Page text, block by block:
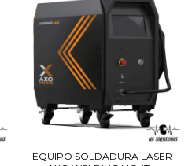
EQUIPO SOLDADURA LASER